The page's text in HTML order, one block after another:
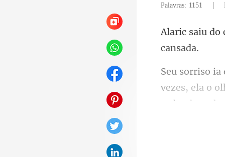
Palavras: 1151 |
o
se lembrando